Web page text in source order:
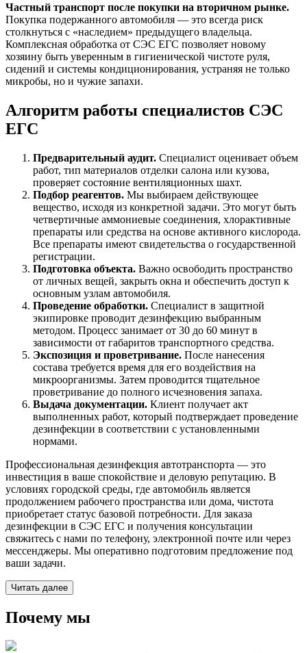
Частный транспорт после покупки на вторичном рынке.
Покупка подержанного автомобиля — это всегда риск
столкнуться с «наследием» предыдущего владельца.
Комплексная обработка от СЭС ЕГС позволяет новому
хозяину быть уверенным в гигиенической чистоте руля,
сидений и системы кондиционирования, устраняя не только
микробы, но и чужие запахи.
Алгоритм работы специалистов СЭС
ЕГС
Предварительный аудит. Специалист оценивает объем
работ, тип материалов отделки салона или кузова,
проверяет состояние вентиляционных шахт.
Подбор реагентов. Мы выбираем действующее
вещество, исходя из конкретной задачи. Это могут быть
четвертичные аммониевые соединения, хлорактивные
препараты или средства на основе активного кислорода.
Все препараты имеют свидетельства о государственной
регистрации.
Подготовка объекта. Важно освободить пространство
от личных вещей, закрыть окна и обеспечить доступ к
основным узлам автомобиля.
Проведение обработки. Специалист в защитной
экипировке проводит дезинфекцию выбранным
методом. Процесс занимает от 30 до 60 минут в
зависимости от габаритов транспортного средства.
Экспозиция и проветривание. После нанесения
состава требуется время для его воздействия на
микроорганизмы. Затем проводится тщательное
проветривание до полного исчезновения запаха.
Выдача документации. Клиент получает акт
выполненных работ, который подтверждает проведение
дезинфекции в соответствии с установленными
нормами.
Профессиональная дезинфекция автотранспорта — это
инвестиция в ваше спокойствие и деловую репутацию. В
условиях городской среды, где автомобиль является
продолжением рабочего пространства или дома, чистота
приобретает статус базовой потребности. Для заказа
дезинфекции в СЭС ЕГС и получения консультации
свяжитесь с нами по телефону, электронной почте или через
мессенджеры. Мы оперативно подготовим предложение под
ваши задачи.
Читать далее
Почему мы